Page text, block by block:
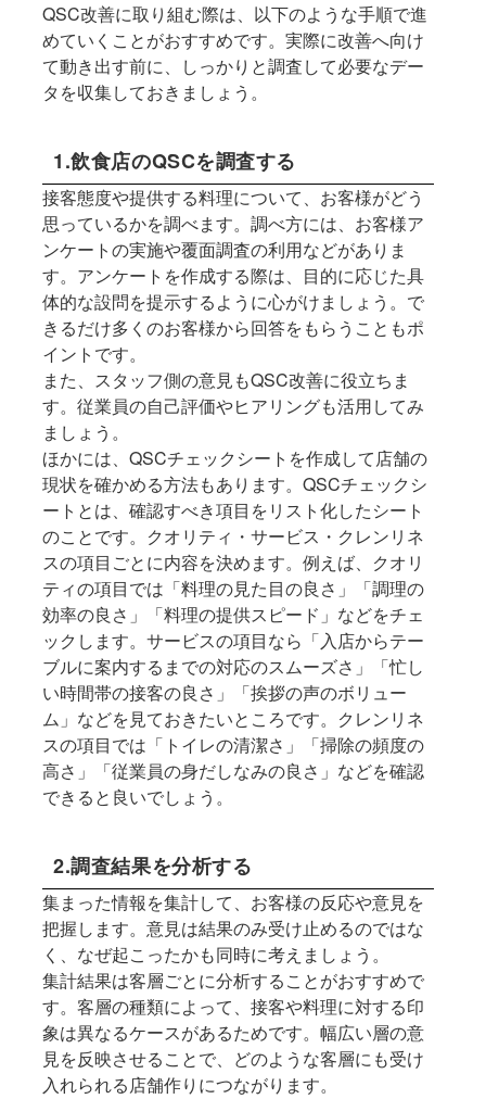
QSC改善に取り組む際は、以下のような手順で進
めていくことがおすすめです。実際に改善へ向け
て動き出す前に、しっかりと調査して必要なデー
タを収集しておきましょう。
1.飲食店のQSCを調査する
接客態度や提供する料理について、お客様がどう
思っているかを調べます。調べ方には、お客様ア
ンケートの実施や覆面調査の利用などがありま
す。アンケートを作成する際は、目的に応じた具
体的な設問を提示するように心がけましょう。で
きるだけ多くのお客様から回答をもらうこともポ
イントです。
また、スタッフ側の意見もQSC改善に役立ちま
す。従業員の自己評価やヒアリングも活用してみ
ましょう。
ほかには、QSCチェックシートを作成して店舗の
現状を確かめる方法もあります。QSCチェックシ
ートとは、確認すべき項目をリスト化したシート
のことです。クオリティ・サービス・クレンリネ
スの項目ごとに内容を決めます。例えば、クオリ
ティの項目では「料理の見た目の良さ」「調理の
効率の良さ」「料理の提供スピード」などをチェ
ックします。サービスの項目なら「入店からテー
ブルに案内するまでの対応のスムーズさ」「忙し
い時間帯の接客の良さ」「挨拶の声のボリュー
ム」などを見ておきたいところです。クレンリネ
スの項目では「トイレの清潔さ」「掃除の頻度の
高さ」「従業員の身だしなみの良さ」などを確認
できると良いでしょう。
2.調査結果を分析する
集まった情報を集計して、お客様の反応や意見を
把握します。意見は結果のみ受け止めるのではな
く、なぜ起こったかも同時に考えましょう。
集計結果は客層ごとに分析することがおすすめで
す。客層の種類によって、接客や料理に対する印
象は異なるケースがあるためです。幅広い層の意
見を反映させることで、どのような客層にも受け
入れられる店舗作りにつながります。